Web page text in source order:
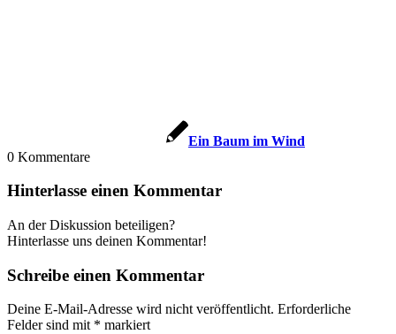
Ein Baum im Wind
0 Kommentare
Hinterlasse einen Kommentar
An der Diskussion beteiligen?
Hinterlasse uns deinen Kommentar!
Schreibe einen Kommentar
Deine E-Mail-Adresse wird nicht veröffentlicht. Erforderliche
Felder sind mit * markiert